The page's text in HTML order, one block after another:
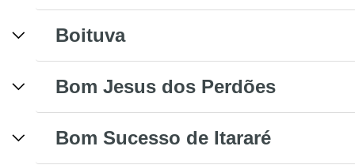
Boituva
Bom Jesus dos Perdões
Bom Sucesso de Itararé